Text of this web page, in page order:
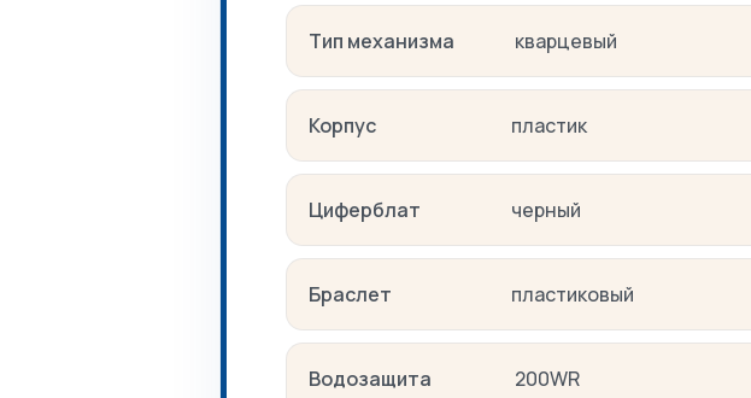
Тип механизма кварцевый
Корпус пластик
Циферблат черный
Браслет пластиковый
Водозащита 200WR